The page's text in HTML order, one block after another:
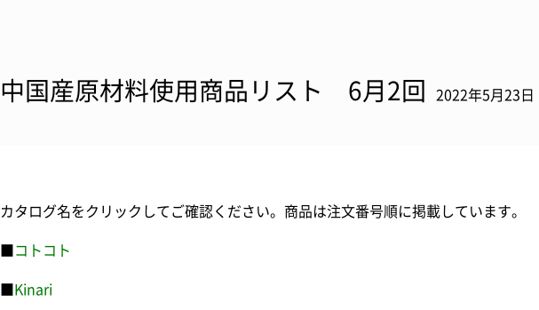
中国産原材料使用商品リスト 6月2回 2022年5月23日
カタログ名をクリックしてご確認ください。商品は注文番号順に掲載しています。
コトコト
Kinari